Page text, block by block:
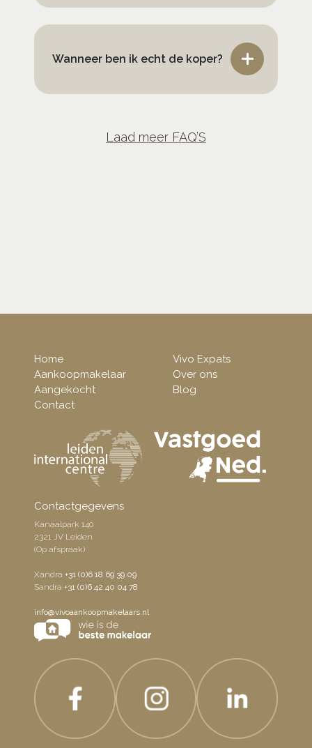
Wanneer ben ik echt de koper?
Laad meer FAQ’S
Home
Aankoopmakelaar
Aangekocht
Vivo Expats
Over ons
Blog
Contact
Contactgegevens
Kanaalpark 140
2321 JV Leiden
(Op afspraak)
Xandra+31 (0)6 18 69 39 09
Sandra+31 (0)6 42 40 04 78
info@vivoaankoopmakelaars.nl